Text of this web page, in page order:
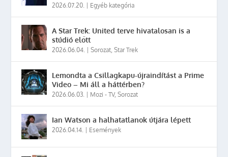
2026.07.20. Egyéb kategória
A Star Trek: United terve hivatalosan is a
stúdió előtt
2026.06.04. |Sorozat ,Star Trek
Lemondta a Csillagkapu-újraindítást a Prime
Video – Mi áll a háttérben?
2026.06.03. Mozi - TV,Sorozat
Ian Watson a halhatatlanok útjára lépett
2026.04.14. Események